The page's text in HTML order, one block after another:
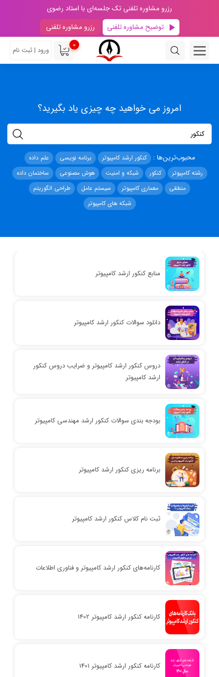
رزرو مشاوره تلفنی تک جلسه‌ای با استاد رضوی
توضیح مشاوره تلفنی
رزرو مشاوره تلفنی
0
ورود | ثبت نام
امروز می خواهید چه چیزی یاد بگیرید؟
محبوب‌ترین‌ها : کنکور ارشد کامپیوتر برنامه نویسی
علم داده
رشته کامپیوتر
کنکور شبکه و امنیت هوش مصنوعی
ساختمان داده
منطقی
معماری کامپیوتر سیستم عامل
طراحی الگوریتم
شبکه های کامپیوتر
منابع کنکور ارشد کامپیوتر
دانلود سوالات کنکور ارشد کامپیوتر
دروس کنکور ارشد کامپیوتر و ضرایب دروس کنکور
ارشد کامپیوتر
بودجه بندی سوالات کنکور ارشد مهندسی کامپیوتر
برنامه ریزی کنکور ارشد کامپیوتر
ثبت نام کلاس کنکور ارشد کامپیوتر
کارنامه‌های کنکور ارشد کامپیوتر و فناوری اطلاعات
کارنامه کنکور ارشد کامپیوتر 1402
کارنامه کنکور ارشد کامپیوتر 1401